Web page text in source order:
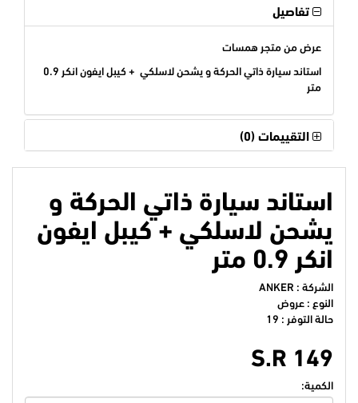
تفاصيل
عرض من متجر همسات
استاند سيارة ذاتي الحركة و يشحن لاسلكي + كيبل ايفون انكر 0.9
متر
التقييمات (0)
استاند سيارة ذاتي الحركة و
يشحن لاسلكي + كيبل ايفون
انكر 0.9 متر
الشركة : ANKER
النوع : عروض
حالة التوفر : 19
S.R 149
الكمية: